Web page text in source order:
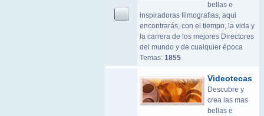
bellas e
inspiradoras filmografias, aqui
encontrarás, con el tiempo, la vida y
la carrera de los mejores Directores
del mundo y de cualquier época
Temas: 1855
Videotecas
Descubre y
crea las mas
bellas e